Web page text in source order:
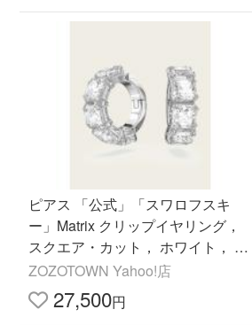
ピアス 「公式」「スワロフスキ
ー」Matrix クリップイヤリング，
スクエア・カット， ホワイト， ロ
ジウム・プレーティング レディー
ス メンズ
ZOZOTOWN Yahoo!店
27,500円